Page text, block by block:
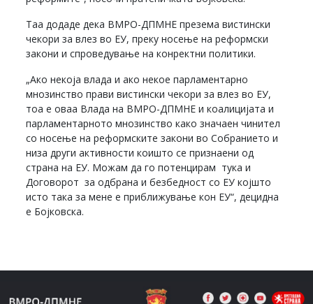
Таа додаде дека ВМРО-ДПМНЕ презема вистински
чекори за влез во ЕУ, преку носење на реформски
закони и спроведување на конректни политики.
„Ако некоја влада и ако некое парламентарно
мнозинство прави вистински чекори за влез во ЕУ,
тоа е оваа Влада на ВМРО-ДПМНЕ и коалицијата и
парламентарното мнозинство како значаен чинител
со носење на реформските закони во Собранието и
низа други активности коишто се признаени од
страна на ЕУ. Можам да го потенцирам тука и
Договорот за одбрана и безбедност со ЕУ којшто
исто така за мене е приближување кон ЕУ“, децидна
е Бојковска.